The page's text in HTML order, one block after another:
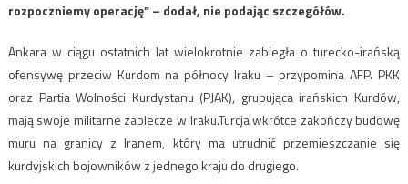
rozpoczniemy operację” – dodał, nie podając szczegółów.
Ankara w ciągu ostatnich lat wielokrotnie zabiegła o turecko-irańską
ofensywę przeciw Kurdom na północy Iraku – przypomina AFP. PKK
oraz Partia Wolności Kurdystanu (PJAK), grupująca irańskich Kurdów,
mają swoje militarne zaplecze w Iraku.Turcja wkrótce zakończy budowę
muru na granicy z Iranem, który ma utrudnić przemieszczanie się
kurdyjskich bojowników z jednego kraju do drugiego.